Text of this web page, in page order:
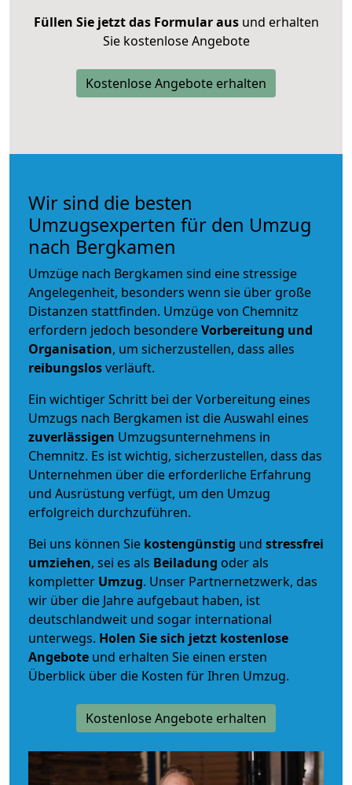
Füllen Sie jetzt das Formular ausund erhalten
Sie kostenlose Angebote
Kostenlose Angebote erhalten
Wir sind die besten
Umzugsexperten für den Umzug
nach Bergkamen
Umzüge nach Bergkamen sind eine stressige
Angelegenheit, besonders wenn sie über große
Distanzen stattfinden. Umzüge von Chemnitz
erfordern jedoch besondereVorbereitung und
Organisation, um sicherzustellen, dass alles
reibungslosverläuft.
Ein wichtiger Schritt bei der Vorbereitung eines
Umzugs nach Bergkamen ist die Auswahl eines
zuverlässigen Umzugsunternehmens in
Chemnitz. Es ist wichtig, sicherzustellen, dass das
Unternehmen über die erforderliche Erfahrung
und Ausrüstung verfügt, um den Umzug
erfolgreich durchzuführen.
Bei uns können Sie kostengünstig und stressfrei
umziehen, sei es als Beiladung oder als
kompletter Umzug. Unser Partnernetzwerk, das
wir über die Jahre aufgebaut haben, ist
deutschlandweit und sogar international
unterwegs. Holen Sie sich jetzt kostenlose
Angebote und erhalten Sie einen ersten
Überblick über die Kosten für Ihren Umzug.
Kostenlose Angebote erhalten